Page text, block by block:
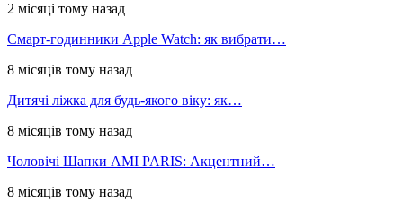
2 місяці тому назад
Смарт-годинники Apple Watch: як вибрати…
8 місяців тому назад
Дитячі ліжка для будь-якого віку: як…
8 місяців тому назад
Чоловічі Шапки AMI PARIS: Акцентний…
8 місяців тому назад